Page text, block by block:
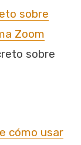
sobre
Zoom
sobre
cómo usar